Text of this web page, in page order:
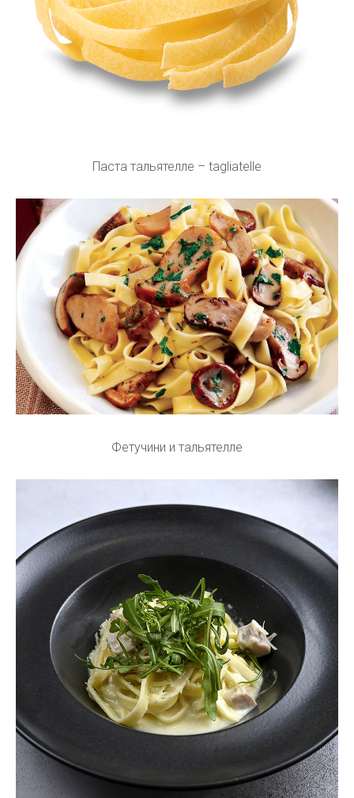
Паста тальятелле – tagliatelle
Фетучини и тальятелле